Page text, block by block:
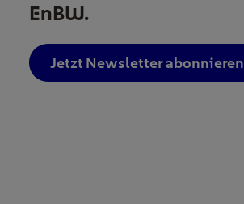
EnBW.
Jetzt Newsletter abonnieren